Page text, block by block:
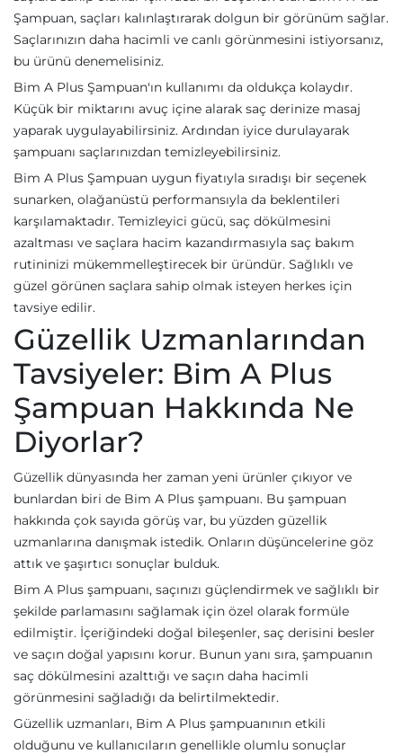
Şampuan, saçları kalınlaştırarak dolgun bir görünüm sağlar.
Saçlarınızın daha hacimli ve canlı görünmesini istiyorsanız,
bu ürünü denemelisiniz.
Bim A Plus Şampuan'ın kullanımı da oldukça kolaydır.
Küçük bir miktarını avuç içine alarak saç derinize masaj
yaparak uygulayabilirsiniz. Ardından iyice durulayarak
şampuanı saçlarınızdan temizleyebilirsiniz.
Bim A Plus Şampuan uygun fiyatıyla sıradışı bir seçenek
sunarken, olağanüstü performansıyla da beklentileri
karşılamaktadır. Temizleyici gücü, saç dökülmesini
azaltması ve saçlara hacim kazandırmasıyla saç bakım
rutininizi mükemmelleştirecek bir üründür. Sağlıklı ve
güzel görünen saçlara sahip olmak isteyen herkes için
tavsiye edilir.
Güzellik Uzmanlarından
Tavsiyeler: Bim A Plus
Şampuan Hakkında Ne
Diyorlar?
Güzellik dünyasında her zaman yeni ürünler çıkıyor ve
bunlardan biri de Bim A Plus şampuanı. Bu şampuan
hakkında çok sayıda görüş var, bu yüzden güzellik
uzmanlarına danışmak istedik. Onların düşüncelerine göz
attık ve şaşırtıcı sonuçlar bulduk.
Bim A Plus şampuanı, saçınızı güçlendirmek ve sağlıklı bir
şekilde parlamasını sağlamak için özel olarak formüle
edilmiştir. İçeriğindeki doğal bileşenler, saç derisini besler
ve saçın doğal yapısını korur. Bunun yanı sıra, şampuanın
saç dökülmesini azalttığı ve saçın daha hacimli
görünmesini sağladığı da belirtilmektedir.
Güzellik uzmanları, Bim A Plus şampuanının etkili
olduğunu ve kullanıcıların genellikle olumlu sonuçlar